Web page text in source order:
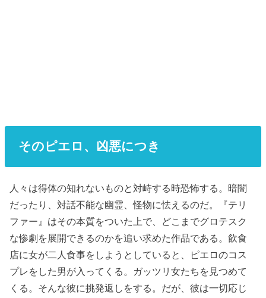
そのピエロ、凶悪につき
人々は得体の知れないものと対峙する時恐怖する。暗闇
だったり、対話不能な幽霊、怪物に怯えるのだ。『テリ
ファー』はその本質をついた上で、どこまでグロテスク
な惨劇を展開できるのかを追い求めた作品である。飲食
店に女が二人食事をしようとしていると、ピエロのコス
プレをした男が入ってくる。ガッツリ女たちを見つめて
くる。そんな彼に挑発返しをする。だが、彼は一切応じ